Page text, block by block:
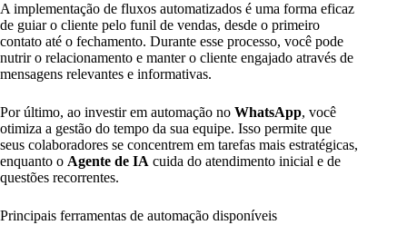
A implementação de fluxos automatizados é uma forma eficaz
de guiar o cliente pelo funil de vendas, desde o primeiro
contato até o fechamento. Durante esse processo, você pode
nutrir o relacionamento e manter o cliente engajado através de
mensagens relevantes e informativas.
Por último, ao investir em automação no WhatsApp, você
otimiza a gestão do tempo da sua equipe. Isso permite que
seus colaboradores se concentrem em tarefas mais estratégicas,
enquanto o Agente de IA cuida do atendimento inicial e de
questões recorrentes.
Principais ferramentas de automação disponíveis